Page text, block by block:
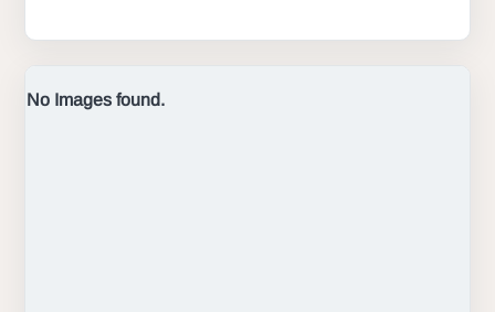
No Images found.